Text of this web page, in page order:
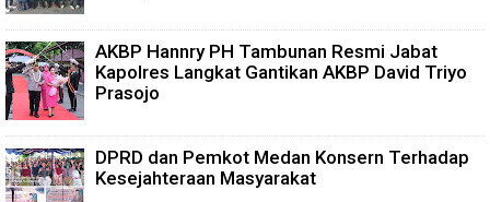
AKBP Hannry PH Tambunan Resmi Jabat
Kapolres Langkat Gantikan AKBP David Triyo
Prasojo
DPRD dan Pemkot Medan Konsern Terhadap
Kesejahteraan Masyarakat